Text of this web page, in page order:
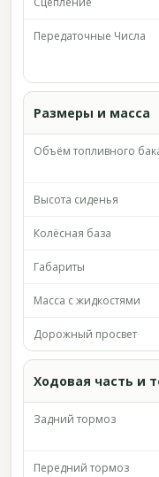
Передаточные Числа
Размеры и масса
Объём топливного
Высота сиденья
Колёсная база
Габариты
Масса с жидкостями
Дорожный просвет
Ходовая часть и
Задний тормоз
Передний тормоз